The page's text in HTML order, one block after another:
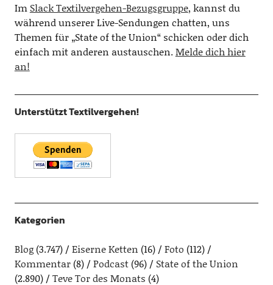
Im Slack Textilvergehen-Bezugsgruppe, kannst du
während unserer Live-Sendungen chatten, uns
Themen für „State of the Union“ schicken oder dich
einfach mit anderen austauschen.Melde dich hier
an!
Unterstützt Textilvergehen!
Kategorien
Blog(3.747) Eiserne Ketten (16) Foto (112)
Kommentar(8) Podcast(96)
State of the Union
(2.890)
Teve Tor des Monats (4)